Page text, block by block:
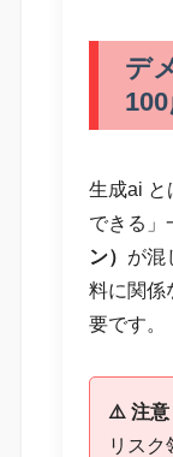
デ
生成ai と
できる」
ン） が混
料に関係
要です。
⚠️ 注意
リスク